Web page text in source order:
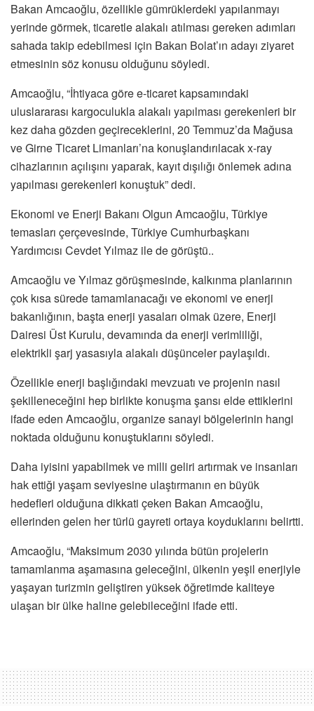
Bakan Amcaoğlu, özellikle gümrüklerdeki yapılanmayı
yerinde görmek, ticaretle alakalı atılması gereken adımları
sahada takip edebilmesi için Bakan Bolat’ın adayı ziyaret
etmesinin söz konusu olduğunu söyledi.
Amcaoğlu, “İhtiyaca göre e-ticaret kapsamındaki
uluslararası kargoculukla alakalı yapılması gerekenleri bir
kez daha gözden geçireceklerini, 20 Temmuz’da Mağusa
ve Girne Ticaret Limanları’na konuşlandırılacak x-ray
cihazlarının açılışını yaparak, kayıt dışılığı önlemek adına
yapılması gerekenleri konuştuk” dedi.
Ekonomi ve Enerji Bakanı Olgun Amcaoğlu, Türkiye
temasları çerçevesinde, Türkiye Cumhurbaşkanı
Yardımcısı Cevdet Yılmaz ile de görüştü..
Amcaoğlu ve Yılmaz görüşmesinde, kalkınma planlarının
çok kısa sürede tamamlanacağı ve ekonomi ve enerji
bakanlığının, başta enerji yasaları olmak üzere, Enerji
Dairesi Üst Kurulu, devamında da enerji verimliliği,
elektrikli şarj yasasıyla alakalı düşünceler paylaşıldı.
Özellikle enerji başlığındaki mevzuatı ve projenin nasıl
şekilleneceğini hep birlikte konuşma şansı elde ettiklerini
ifade eden Amcaoğlu, organize sanayi bölgelerinin hangi
noktada olduğunu konuştuklarını söyledi.
Daha iyisini yapabilmek ve milli geliri artırmak ve insanları
hak ettiği yaşam seviyesine ulaştırmanın en büyük
hedefleri olduğuna dikkati çeken Bakan Amcaoğlu,
ellerinden gelen her türlü gayreti ortaya koyduklarını belirtti.
Amcaoğlu, “Maksimum 2030 yılında bütün projelerin
tamamlanma aşamasına geleceğini, ülkenin yeşil enerjiyle
yaşayan turizmin geliştiren yüksek öğretimde kaliteye
ulaşan bir ülke haline gelebileceğini ifade etti.